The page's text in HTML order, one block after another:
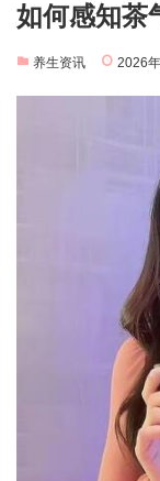
如何感知茶
养生资讯 2026